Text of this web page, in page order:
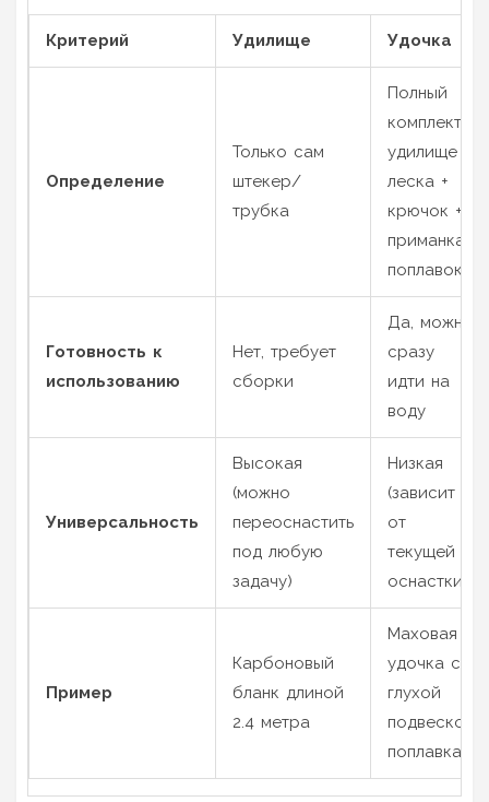
Критерий Удилище Удочка
Определение
Только сам
штекер/
трубка
Полный
комплект:
удилище +
леска +
крючок +
приманка/
поплавок
Готовность к
использованию
Нет, требует
сборки
Да, можно
сразу
идти на
воду
Универсальность
Высокая
(можно
переоснастить
под любую
задачу)
Низкая
(зависит
от
текущей
оснастки)
Пример
Карбоновый
бланк длиной
2.4 метра
Маховая
удочка с
глухой
подвеской
поплавка